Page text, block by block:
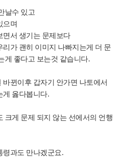
날수 있고
으며
면서 생기는 문제보다
가 괜히 이미지 나빠지는게 더 문
게 좋다고 보는것 같습니다.
뀐이후 갑자기 안가면 나토에서
게 옳다봅니다.
크게 문제 되지 않는 선에서의 언행
령과도 만나겠군요.